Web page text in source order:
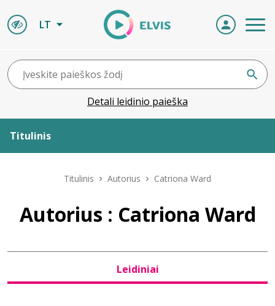
LT
Detali leidinio paieška
Titulinis
Leidiniai
Titulinis Autorius Catriona Ward
Autorius : Catriona Ward
Leidiniai